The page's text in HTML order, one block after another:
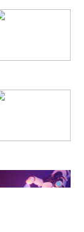
骗购、套开、转售麻精药品或涉嫌毒品犯罪 国家卫生健康委最新提醒
规划》
事件不断发生
一批援助
外交部：中方已向刚果（金）和非洲联盟提供紧急人道主义援助
欧盟新一轮对俄制裁新增4家中企，中方：坚决反对欧方在乌克兰危机问题上甩锅推责、污蔑抹黑，将采取一切必要措施坚定维护中企正当权益